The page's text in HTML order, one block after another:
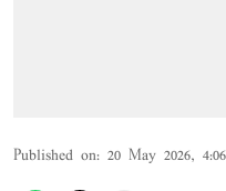
Published on: 20 May 2026,